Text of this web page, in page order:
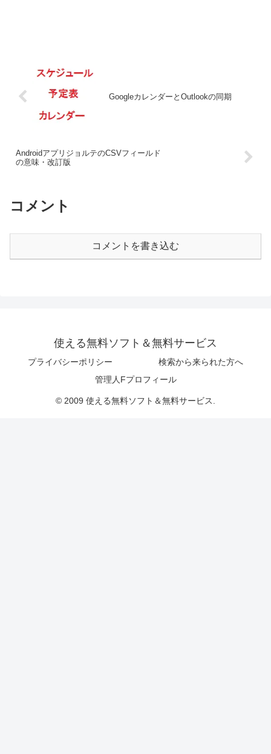
GoogleカレンダーとOutlookの同期
AndroidアプリジョルテのCSVフィールド
の意味・改訂版
コメント
コメントを書き込む
使える無料ソフト＆無料サービス
プライバシーポリシー
検索から来られた方へ
管理人Fプロフィール
© 2009 使える無料ソフト＆無料サービス.